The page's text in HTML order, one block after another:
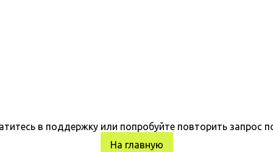
в поддержку или попробуйте повторить запрос
На главную